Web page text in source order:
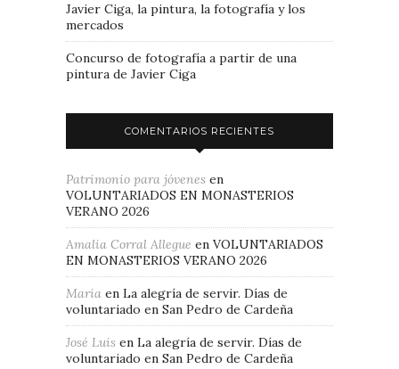
Javier Ciga, la pintura, la fotografía y los
mercados
Concurso de fotografía a partir de una
pintura de Javier Ciga
COMENTARIOS RECIENTES
Patrimonio para jóvenes en
VOLUNTARIADOS EN MONASTERIOS
VERANO 2026
Amalia Corral Allegue en VOLUNTARIADOS
EN MONASTERIOS VERANO 2026
Maria en La alegría de servir. Días de
voluntariado en San Pedro de Cardeña
José Luis en La alegría de servir. Días de
voluntariado en San Pedro de Cardeña